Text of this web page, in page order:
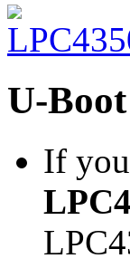
U-
If